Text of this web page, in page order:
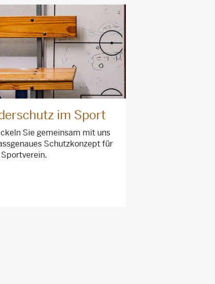
im Sport
Sie gemeinsam mit uns
Schutzkonzept für